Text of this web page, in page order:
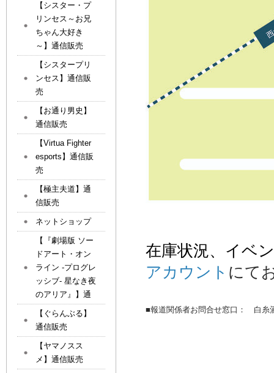
在庫状況、イベ
アカウント にて
■報道関係者お問合せ窓口： 白
【シスター・プ
リンセス～お兄
ちゃん大好き
～】通信販売
【シスタープリ
ンセス】通信販
売
【お通り男史】
通信販売
【Virtua Fighter
esports】通信販
売
【極主夫道】通
信販売
ネットショップ
【『劇場版 ソー
ドアート・オン
ライン -プログレ
ッシブ- 星なき夜
のアリア』】通
【ぐらんぶる】
通信販売
【ヤマノスス
メ】通信販売